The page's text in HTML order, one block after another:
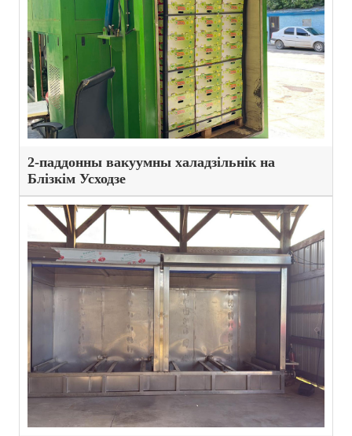
2-паддонны вакуумны халадзільнік на
Блізкім Усходзе